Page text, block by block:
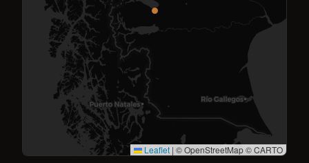
Leaflet | © OpenStreetMap © CARTO